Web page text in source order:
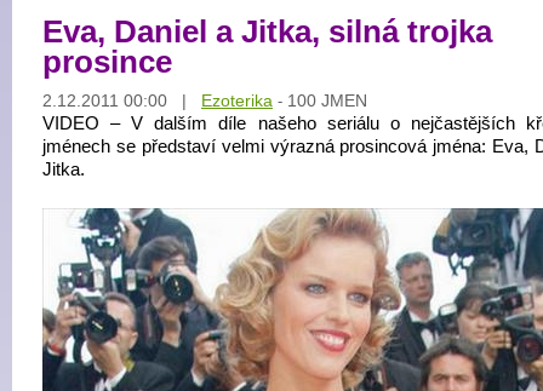
Eva, Daniel a Jitka, silná trojka
prosince
2.12.2011 00:00 | Ezoterika - 100 JMEN
VIDEO – V dalším díle našeho seriálu o nejčastějších
jménech se představí velmi výrazná prosincová jména: Eva,
Jitka.